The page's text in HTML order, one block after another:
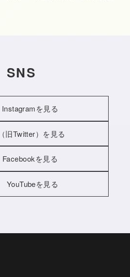
SNS
Instagramを見る
旧Twitter）を見る
Facebookを見る
YouTubeを見る